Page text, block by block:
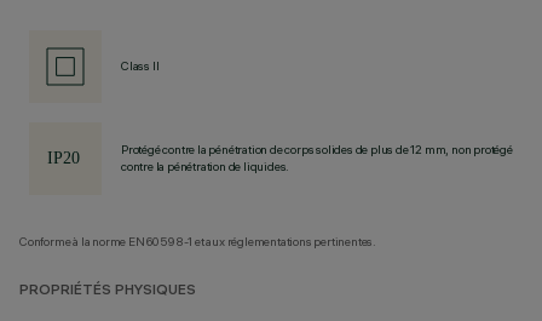
Class II
Protégé contre la pénétration de corps solides de plus de 12 mm, non protégé
contre la pénétration de liquides.
Conforme à la norme EN60598-1 et aux réglementations pertinentes.
PROPRIÉTÉS PHYSIQUES